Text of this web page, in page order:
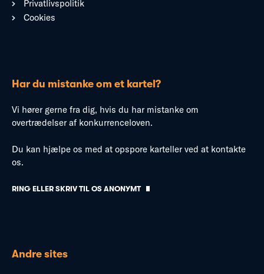
Privatlivspolitik
Cookies
Har du mistanke om et kartel?
Vi hører gerne fra dig, hvis du har mistanke om
overtrædelser af konkurrenceloven.
Du kan hjælpe os med at opspore karteller ved at kontakte
os.
RING ELLER SKRIV TIL OS ANONYMT
Andre sites